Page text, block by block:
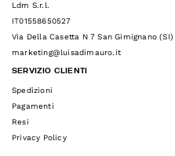
Ldm S.r.l.
IT01558650527
Via Della Casetta N 7 San Gimignano (SI)
marketing@luisadimauro.it
SERVIZIO CLIENTI
Spedizioni
Pagamenti
Resi
Privacy Policy